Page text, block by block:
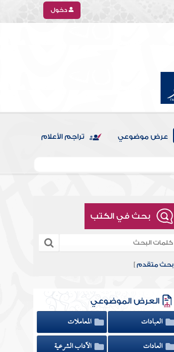
دخول
عرض موضوعي تراجم الأعلام
بحث في الكتب
[بحث متقدم ]
العرض الموضوعي
العبادات
المعاملات
العادات
الآداب الشرعية